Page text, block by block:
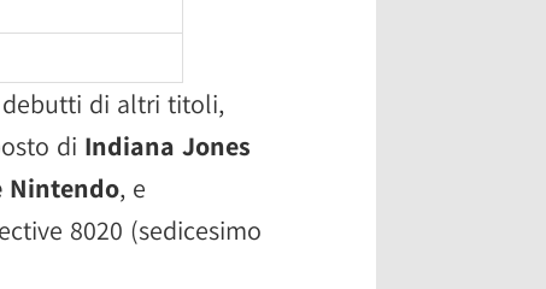
di altri titoli,
di Indiana Jones
Nintendo, e
8020 (sedicesimo